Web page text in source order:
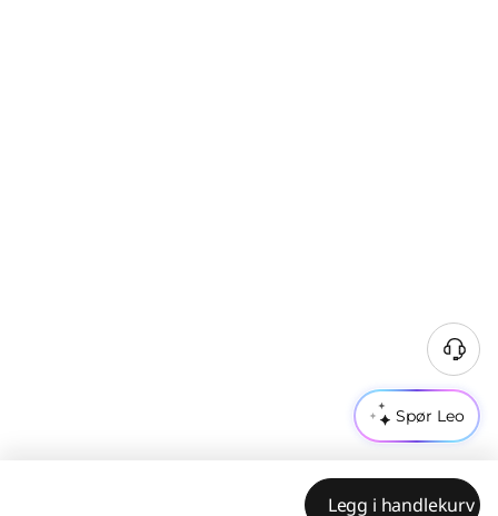
Spør Leo
Legg i handlekurv